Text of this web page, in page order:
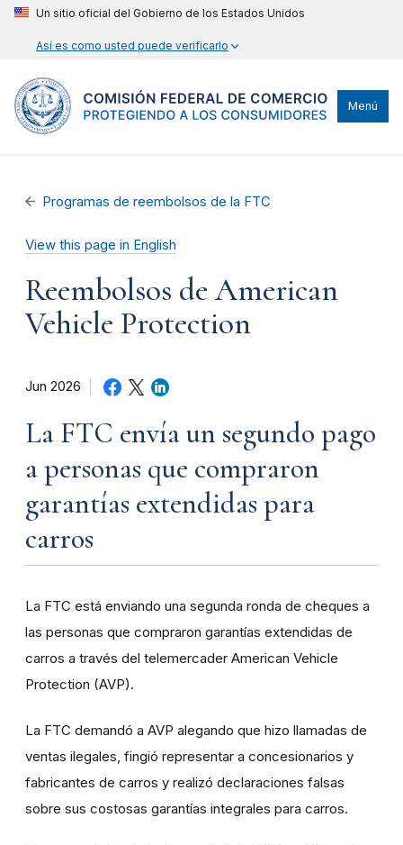
Un sitio oficial del Gobierno de los Estados Unidos
Así es como usted puede verificarlo
Menú
Programas de reembolsos de la FTC
View this page in English
Reembolsos de American
Vehicle Protection
Jun 2026
La FTC envía un segundo pago
a personas que compraron
garantías extendidas para
carros
La FTC está enviando una segunda ronda de cheques a
las personas que compraron garantías extendidas de
carros a través del telemercader American Vehicle
Protection (AVP).
La FTC demandó a AVP alegando que hizo llamadas de
ventas ilegales, fingió representar a concesionarios y
fabricantes de carros y realizó declaraciones falsas
sobre sus costosas garantías integrales para carros.